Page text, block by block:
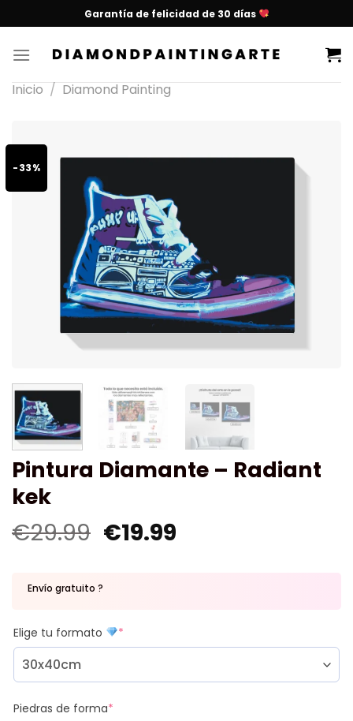
Garantía de felicidad de 30 días
Inicio / Diamond Painting
-33%
Pintura Diamante – Radiant
kek
€29.99 €19.99
Envío gratuito ?
Elige tu formato *
Piedras de forma*